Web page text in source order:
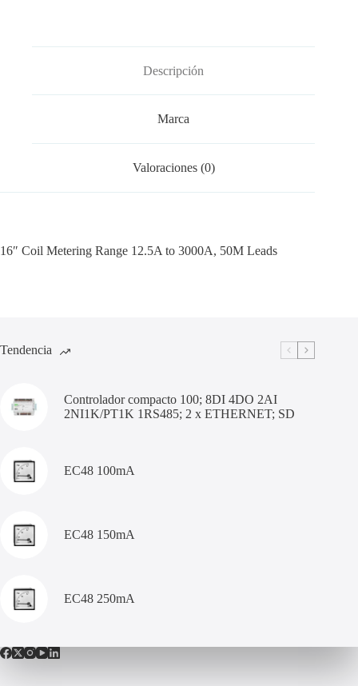
rti
r
Descripción
Marca
Valoraciones (0)
16″ Coil Metering Range 12.5A to 3000A, 50M Leads
Tendencia
Controlador compacto 100; 8DI 4DO 2AI
2NI1K/PT1K 1RS485; 2 x ETHERNET; SD
EC48 100mA
EC48 150mA
EC48 250mA